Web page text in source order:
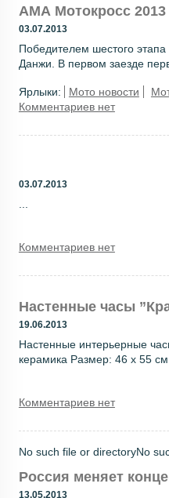
АМА Мотокросс 2013
03.07.2013
Победителем шестого
Данжи. В первом заезде
Ярлыки: Мото новости
Комментариев нет
03.07.2013
Комментариев нет
Настенные часы
19.06.2013
Настенные интерьерные
керамика Размер: 46 х 55
Комментариев нет
No such file or directoryNo
Россия меняет
13.05.2013